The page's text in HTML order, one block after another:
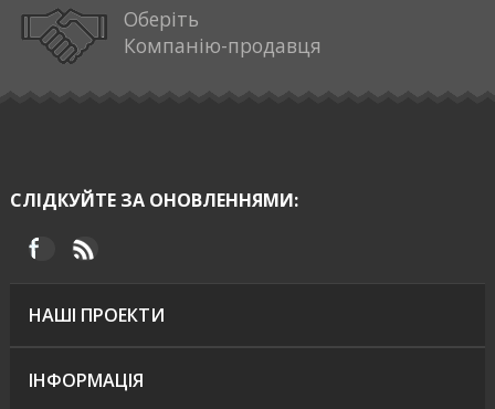
Оберіть
Компанію-продавця
СЛІДКУЙТЕ ЗА ОНОВЛЕННЯМИ:
НАШІ ПРОЕКТИ
ІНФОРМАЦІЯ